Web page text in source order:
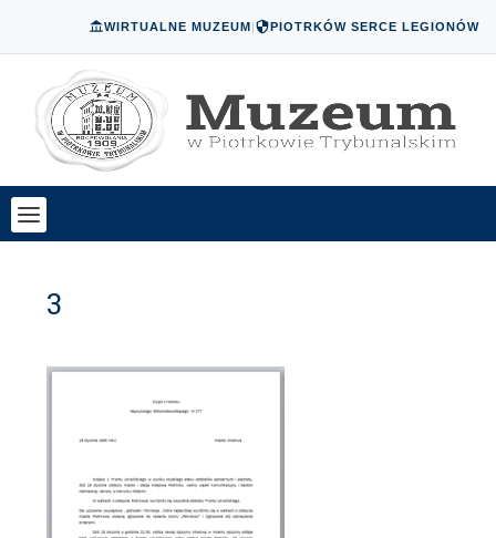
WIRTUALNE MUZEUM| PIOTRKÓW SERCE LEGIONÓW
3